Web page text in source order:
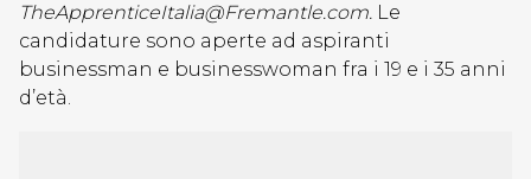
TheApprenticeItalia@Fremantle.com. Le
candidature sono aperte ad aspiranti
businessman e businesswoman fra i 19 e i 35 anni
d’età.